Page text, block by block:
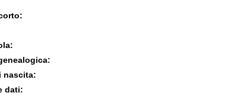
nascita:
dati: